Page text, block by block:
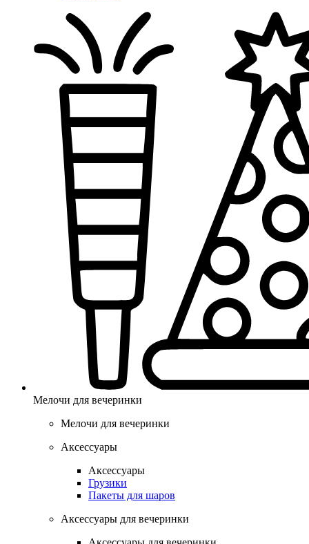
Мелочи для вечеринки
Мелочи для вечеринки
Аксессуары
Аксессуары
Грузики
Пакеты для шаров
Аксессуары для вечеринки